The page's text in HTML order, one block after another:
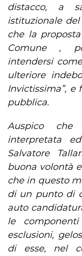
distacco, a
istituzionale
che la
Comune ,
intendersi
ulteriore
Invictissima”,
pubblica.
Auspico
interpretata
Salvatore
buona volontà
che in questo
di un punto di
auto
le
esclusioni,
di esse, nel